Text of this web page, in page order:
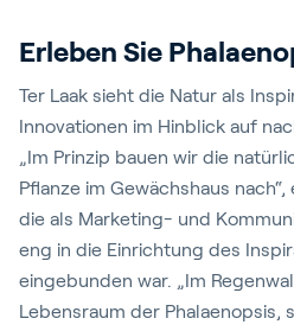
Erleben Sie
Ter Laak sieht die Natur als
Innovationen im Hinblick auf
„Im Prinzip bauen wir die
Pflanze im Gewächshaus
die als Marketing- und
eng in die Einrichtung des
eingebunden war. „Im
Lebensraum der Phalaenopsis,